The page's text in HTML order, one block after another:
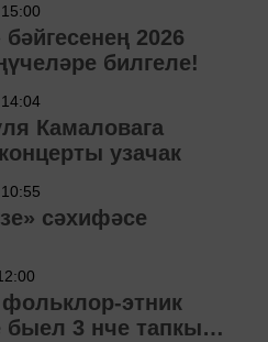
2026
билгеле!
14:04
Камаловага
узачак
сәхифәсе
этник
быел 3 нче тапкыр